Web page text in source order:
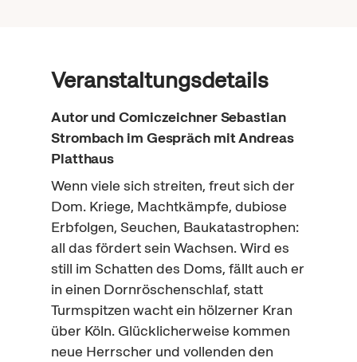
Veranstaltungsdetails
Autor und Comiczeichner Sebastian
Strombach im Gespräch mit Andreas
Platthaus
Wenn viele sich streiten, freut sich der
Dom. Kriege, Machtkämpfe, dubiose
Erbfolgen, Seuchen, Baukatastrophen:
all das fördert sein Wachsen. Wird es
still im Schatten des Doms, fällt auch er
in einen Dornröschenschlaf, statt
Turmspitzen wacht ein hölzerner Kran
über Köln. Glücklicherweise kommen
neue Herrscher und vollenden den